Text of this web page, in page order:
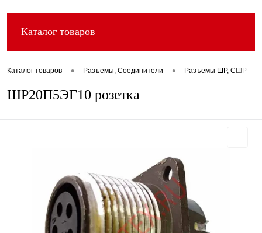
Каталог товаров
Каталог товаров • Разъемы, Соединители • Разъемы ШР, СШР
ШР20П5ЭГ10 розетка